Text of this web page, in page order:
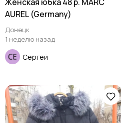
AUREL (Germany)
Донецк
1 неделю назад
Сергей